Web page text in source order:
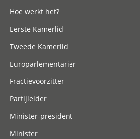
Hoe werkt het?
Eerste Kamerlid
Tweede Kamerlid
Europarlementariër
Fractievoorzitter
Partijleider
Minister-president
Minister